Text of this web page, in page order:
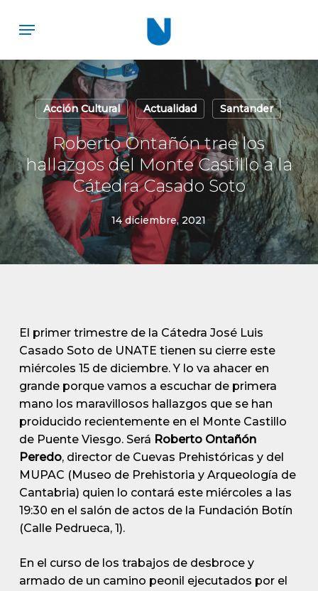
content
Menu
Acción Cultural Actualidad Santander
Roberto Ontañón trae los
hallazgos del Monte Castillo a la
Cátedra Casado Soto
14 diciembre, 2021
El primer trimestre de la Cátedra José Luis
Casado Soto de UNATE tienen su cierre este
miércoles 15 de diciembre. Y lo va ahacer en
grande porque vamos a escuchar de primera
mano los maravillosos hallazgos que se han
proiducido recientemente en el Monte Castillo
de Puente Viesgo. Será Roberto Ontañón
Peredo, director de Cuevas Prehistóricas y del
MUPAC (Museo de Prehistoria y Arqueología de
Cantabria) quien lo contará este miércoles a las
19:30 en el salón de actos de la Fundación Botín
(Calle Pedrueca, 1).
En el curso de los trabajos de desbroce y
armado de un camino peonil ejecutados por el